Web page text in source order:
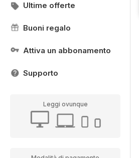
Ultime offerte
Buoni regalo
Attiva un abbonamento
Supporto
Leggi ovunque